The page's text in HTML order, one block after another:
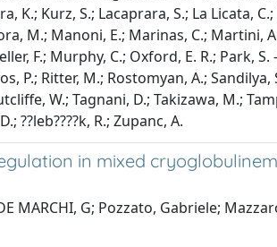
K.; Kurz, S.; Lacaprara, S.; La Licata,
M.; Manoni, E.; Marinas, C.; Martini,
F.; Murphy, C.; Oxford, E. R.; Park, S.
P.; Ritter, M.; Rostomyan, A.; Sandilya,
W.; Tagnani, D.; Takizawa, M.;
??leb????k, R.; Zupanc, A.
in mixed
MARCHI, G; Pozzato, Gabriele;